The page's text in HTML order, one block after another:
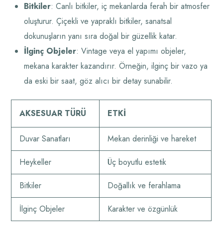
Bitkiler: Canlı bitkiler, iç mekanlarda ferah bir atmosfer
oluşturur. Çiçekli ve yapraklı bitkiler, sanatsal
dokunuşların yanı sıra doğal bir güzellik katar.
İlginç Objeler: Vintage veya el yapımı objeler,
mekana karakter kazandırır. Örneğin, ilginç bir vazo ya
da eski bir saat, göz alıcı bir detay sunabilir.
AKSESUAR TÜRÜ ETKI
Duvar Sanatları Mekan derinliği ve hareket
Heykeller Üç boyutlu estetik
Bitkiler Doğallık ve ferahlama
İlginç Objeler Karakter ve özgünlük